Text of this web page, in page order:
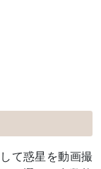
て惑星を動画撮